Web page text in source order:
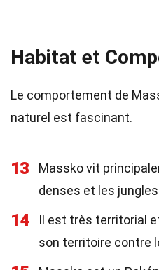
Habitat et
Le comportement de
naturel est fascinant.
13
Massko vit
denses et les
14
Il est très territorial
son territoire contre